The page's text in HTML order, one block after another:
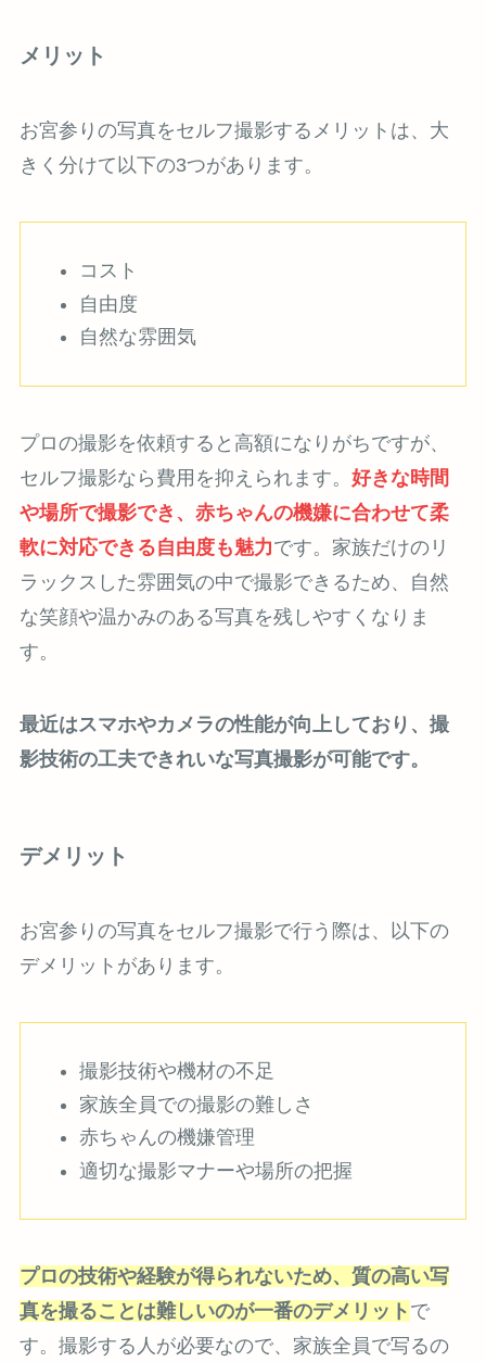
メリット
お宮参りの写真をセルフ撮影するメリットは、大
きく分けて以下の3つがあります。
コスト
自由度
自然な雰囲気
プロの撮影を依頼すると高額になりがちですが、
セルフ撮影なら費用を抑えられます。 好きな時間
や場所で撮影でき、赤ちゃんの機嫌に合わせて柔
軟に対応できる自由度も魅力です。家族だけのリ
ラックスした雰囲気の中で撮影できるため、自然
な笑顔や温かみのある写真を残しやすくなりま
す。
最近はスマホやカメラの性能が向上しており、撮
影技術の工夫できれいな写真撮影が可能です。
デメリット
お宮参りの写真をセルフ撮影で行う際は、以下の
デメリットがあります。
撮影技術や機材の不足
家族全員での撮影の難しさ
赤ちゃんの機嫌管理
適切な撮影マナーや場所の把握
プロの技術や経験が得られないため、質の高い写
真を撮ることは難しいのが一番のデメリット で
す。撮影する人が必要なので、家族全員で写るの